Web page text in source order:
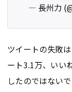
— 長州力
ツイートの失敗は
ート3.1万、いい
したのではない